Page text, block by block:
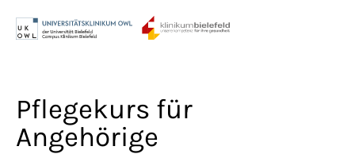
Pflegekurs für
Angehörige